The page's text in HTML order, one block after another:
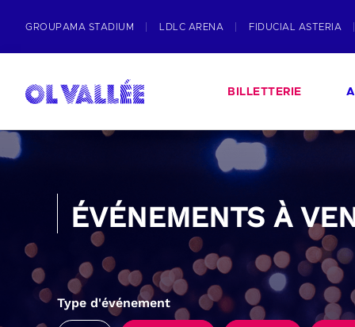
GROUPAMA STADIUM LDLC ARENA FIDUCIAL ASTERIA
BILLETTERIE
ÉVÉNEMENTS À
Type d'événement